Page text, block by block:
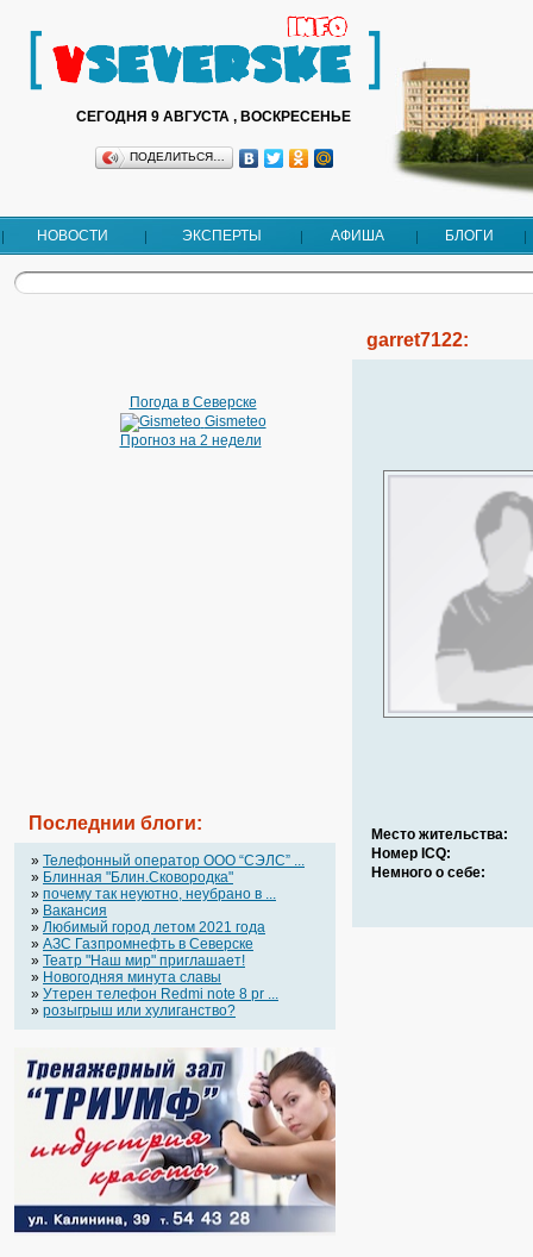
СЕГОДНЯ 9 АВГУСТА , ВОСКРЕСЕНЬЕ
ПОДЕЛИТЬСЯ…
НОВОСТИ ЭКСПЕРТЫ АФИША БЛОГИ
Погода в Северске
Gismeteo
Прогноз на 2 недели
Последнии блоги:
» Телефонный оператор OOO “СЭЛС” ...
» Блинная "Блин.Сковородка"
» почему так неуютно, неубрано в ...
» Вакансия
» Любимый город летом 2021 года
» АЗС Газпромнефть в Северске
» Театр "Наш мир" приглашает!
» Новогодняя минута славы
» Утерен телефон Redmi note 8 pr ...
» розыгрыш или хулиганство?
garret7122:
Место жительства:
Номер ICQ:
Немного о себе: